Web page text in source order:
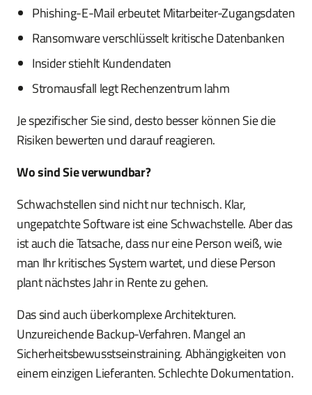
Phishing-E-Mail erbeutet Mitarbeiter-Zugangsdaten
Ransomware verschlüsselt kritische Datenbanken
Insider stiehlt Kundendaten
Stromausfall legt Rechenzentrum lahm
Je spezifischer Sie sind, desto besser können Sie die
Risiken bewerten und darauf reagieren.
Wo sind Sie verwundbar?
Schwachstellen sind nicht nur technisch. Klar,
ungepatchte Software ist eine Schwachstelle. Aber das
ist auch die Tatsache, dass nur eine Person weiß, wie
man Ihr kritisches System wartet, und diese Person
plant nächstes Jahr in Rente zu gehen.
Das sind auch überkomplexe Architekturen.
Unzureichende Backup-Verfahren. Mangel an
Sicherheitsbewusstseinstraining. Abhängigkeiten von
einem einzigen Lieferanten. Schlechte Dokumentation.